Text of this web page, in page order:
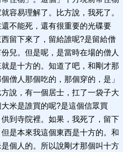
容易理解了。比方說，我死了。
不能死，還有很重要的光碟要
留下來了，留給誰呢?是留給僧
兒。但是呢，是當時在場的僧人
是十方的。知道了吧，和剛才那
僧人那個吃的，那個穿的，是」
說，有一個居士，扛了一袋子大
米是誰買的呢?是這個信眾買
到寺院裡。如果，我死了，留下
是本來我這個東西是十方的。和
個人的。所以說剛才那個叫十方